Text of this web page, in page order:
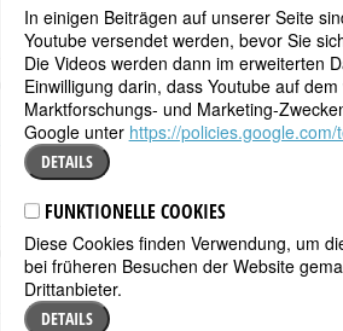
Therese von Bacheracht
in Stuttgart
1852 in Tjilatjap (heute: Cilacap)/
zu Therese von Bacheracht
Edmonia Lewis
Bildhauerin
in Greenbush NY
1907 in Hammersmith, London UK
zu Edmonia Lewis
In einigen Beiträgen auf unserer Seite
Youtube versendet werden, bevor Sie
Die Videos werden dann im erweiterten
Einwilligung darin, dass Youtube auf
Marktforschungs- und Marketing-
Google unter https://
DETAILS
FUNKTIONELLE COOKIES
Diese Cookies finden Verwendung, um
bei früheren Besuchen der Website
Drittanbieter.
DETAILS